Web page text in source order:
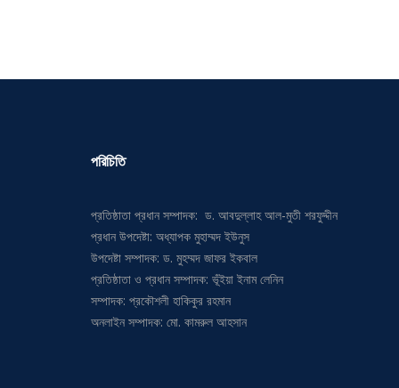
পরিচিতি
প্রতিষ্ঠাতা প্রধান সম্পাদক: ড. আবদুল্লাহ আল-মুতী শরফুদ্দীন
প্রধান উপদেষ্টা: অধ্যাপক মুহাম্মদ ইউনুস
উপদেষ্টা সম্পাদক: ড. মুহম্মদ জাফর ইকবাল
প্রতিষ্ঠাতা ও প্রধান সম্পাদক: ভূঁইয়া ইনাম লেনিন
সম্পাদক: প্রকৌশলী হাকিকুর রহমান
অনলাইন সম্পাদক: মো. কামরুল আহসান